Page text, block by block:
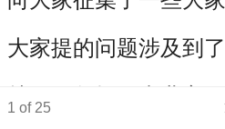
大家提的问题涉及到 了
就 例如
1 of 25